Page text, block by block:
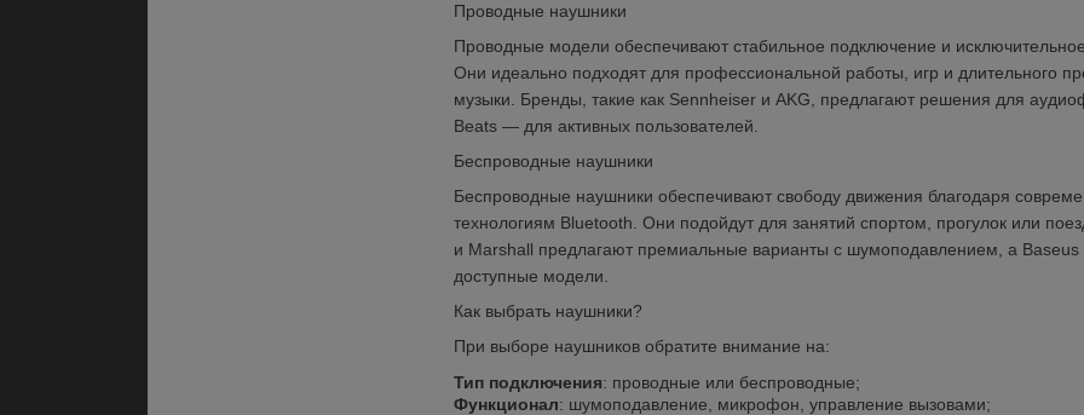
Проводные наушники
Проводные модели обеспечивают стабильное подключение и исключительное
Они идеально подходят для профессиональной работы, игр и длительного
музыки. Бренды, такие как Sennheiser и AKG, предлагают решения для
Beats — для активных пользователей.
Беспроводные наушники
Беспроводные наушники обеспечивают свободу движения благодаря
технологиям Bluetooth. Они подойдут для занятий спортом, прогулок или
и Marshall предлагают премиальные варианты с шумоподавлением, а
доступные модели.
Как выбрать наушники?
При выборе наушников обратите внимание на:
Тип подключения: проводные или беспроводные;
Функционал: шумоподавление, микрофон, управление вызовами;